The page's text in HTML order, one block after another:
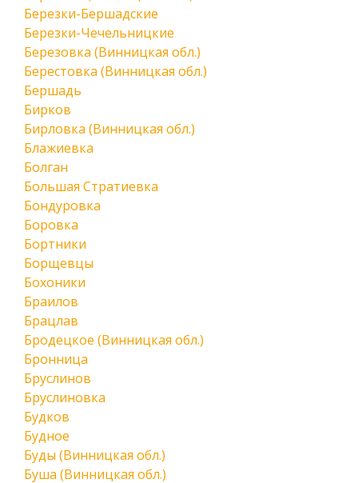
Березки-Бершадские
Березки-Чечельницкие
Березовка (Винницкая обл.)
Берестовка (Винницкая обл.)
Бершадь
Бирков
Бирловка (Винницкая обл.)
Блажиевка
Болган
Большая Стратиевка
Бондуровка
Боровка
Бортники
Борщевцы
Бохоники
Браилов
Брацлав
Бродецкое (Винницкая обл.)
Бронница
Бруслинов
Бруслиновка
Будков
Будное
Буды (Винницкая обл.)
Буша (Винницкая обл.)